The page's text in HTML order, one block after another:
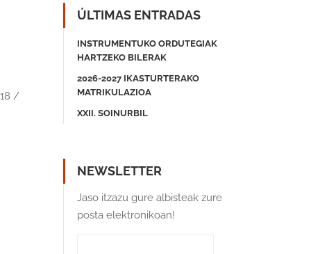
/
ÚLTIMAS ENTRADAS
INSTRUMENTUKO ORDUTEGIAK
HARTZEKO BILERAK
2026-2027 IKASTURTERAKO
MATRIKULAZIOA
XXII. SOINURBIL
NEWSLETTER
Jaso itzazu gure albisteak zure
posta elektronikoan!